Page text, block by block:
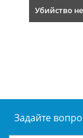
Убийство
Задайте